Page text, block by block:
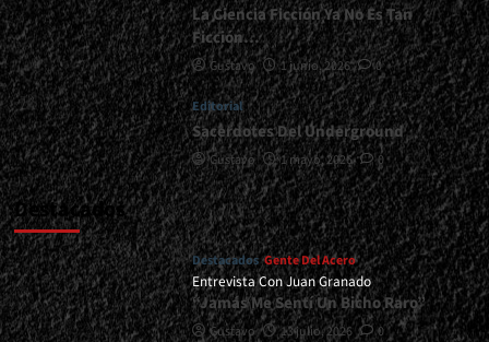
Vieja
Escuela
De
Lo
Extremo</div>
La Ciencia Ficción Ya No Es Tan
Ficción…
Gustavo 1 junio, 2026 0
Editorial
Sacerdotes Del Underground
Gustavo 1 mayo, 2026 0
Destacados
Destacados Gente Del Acero
Entrevista Con Juan Granado
“Jamás Me Sentí Un Bicho Raro”
Gustavo 13 julio, 2026 0